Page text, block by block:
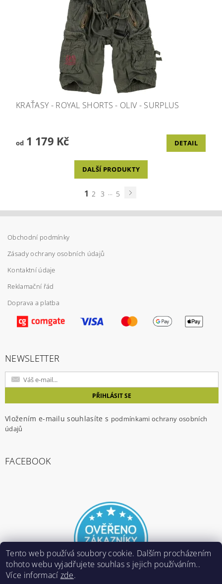
KRAŤASY - ROYAL SHORTS - OLIV - SURPLUS
od1 179 Kč DETAIL
DALŠÍ PRODUKTY
1 2 3 ... 5
Obchodní podmínky
Zásady ochrany osobních údajů
Kontaktní údaje
Reklamační řád
Doprava a platba
NEWSLETTER
Vložením e-mailu souhlasíte s podmínkami ochrany osobních
údajů
FACEBOOK
Tento web používá soubory cookie. Dalším procházením
tohoto webu vyjadřujete souhlas s jejich používáním..
Více informací zde.